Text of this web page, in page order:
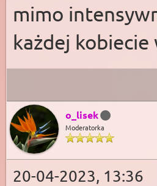
mimo
każdej
o_lisek
Moderatorka
20-04-2023, 13:36